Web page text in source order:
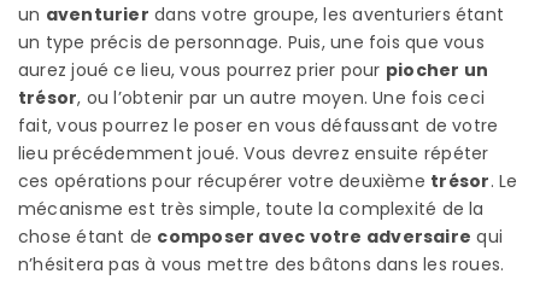
un aventurier dans votre groupe, les aventuriers étant
un type précis de personnage. Puis, une fois que vous
aurez joué ce lieu, vous pourrez prier pour piocher un
trésor, ou l’obtenir par un autre moyen. Une fois ceci
fait, vous pourrez le poser en vous défaussant de votre
lieu précédemment joué. Vous devrez ensuite répéter
ces opérations pour récupérer votre deuxième trésor. Le
mécanisme est très simple, toute la complexité de la
chose étant de composer avec votre adversaire qui
n’hésitera pas à vous mettre des bâtons dans les roues.